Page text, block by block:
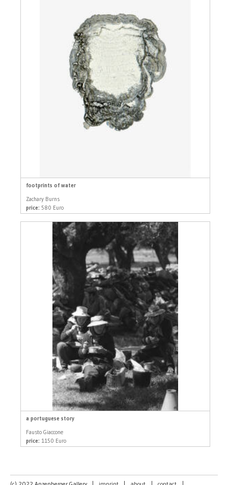
footprints of water
Zachary Burns
price: 580 Euro
a portuguese story
Fausto Giaccone
price: 1150 Euro